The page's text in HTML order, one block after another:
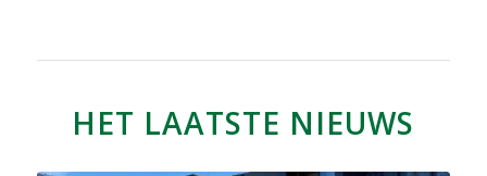
HET LAATSTE NIEUWS